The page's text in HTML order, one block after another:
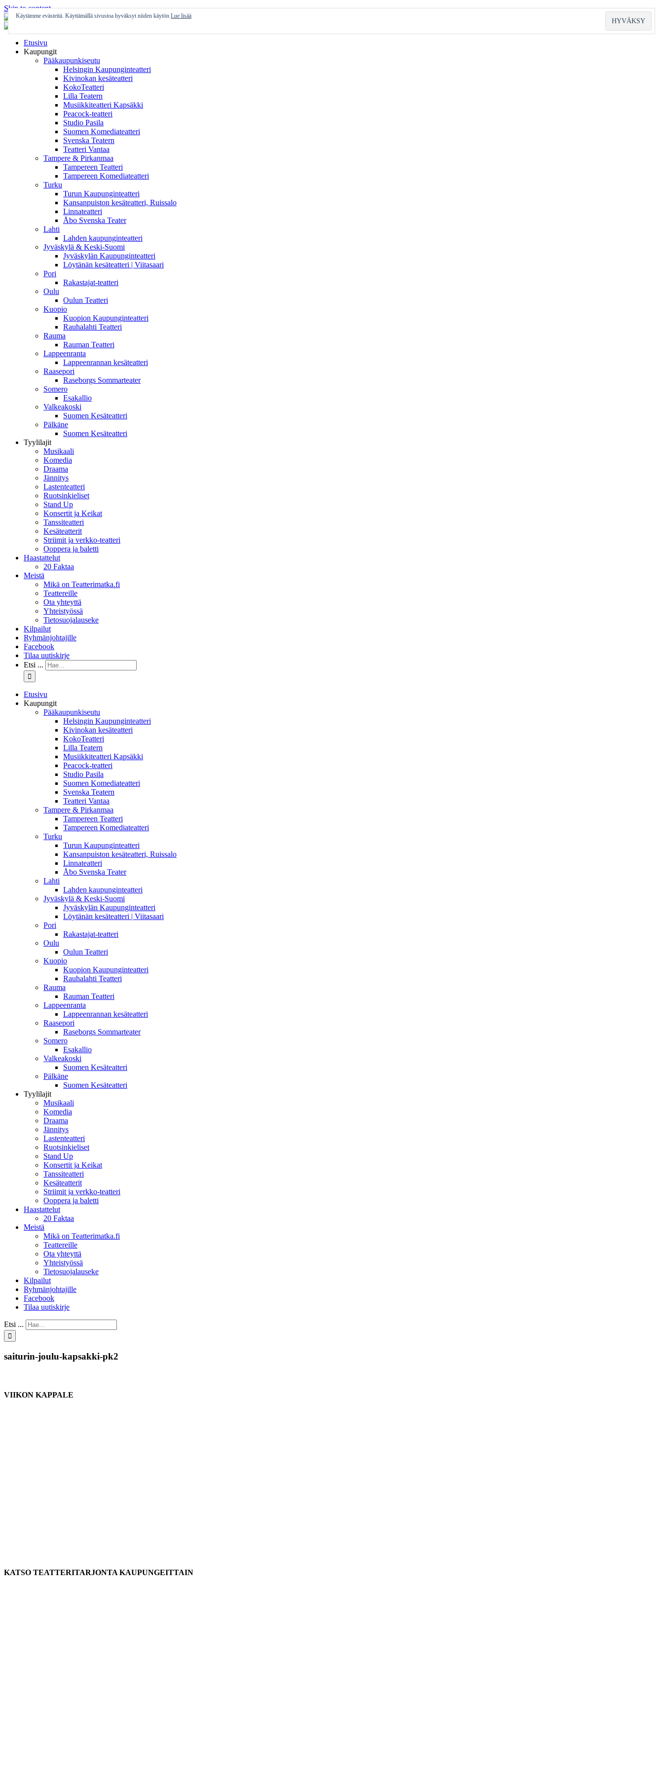
Skip to content
Etusivu
Kaupungit
Pääkaupunkiseutu
Helsingin Kaupunginteatteri
Kivinokan kesäteatteri
KokoTeatteri
Lilla Teatern
Musiikkiteatteri Kapsäkki
Peacock-teatteri
Studio Pasila
Suomen Komediateatteri
Svenska Teatern
Teatteri Vantaa
Tampere & Pirkanmaa
Tampereen Teatteri
Tampereen Komediateatteri
Turku
Turun Kaupunginteatteri
Kansanpuiston kesäteatteri, Ruissalo
Linnateatteri
Åbo Svenska Teater
Lahti
Lahden kaupunginteatteri
Jyväskylä & Keski-Suomi
Jyväskylän Kaupunginteatteri
Löytänän kesäteatteri | Viitasaari
Pori
Rakastajat-teatteri
Oulu
Oulun Teatteri
Kuopio
Kuopion Kaupunginteatteri
Rauhalahti Teatteri
Rauma
Rauman Teatteri
Lappeenranta
Lappeenrannan kesäteatteri
Raasepori
Raseborgs Sommarteater
Somero
Esakallio
Valkeakoski
Suomen Kesäteatteri
Pälkäne
Suomen Kesäteatteri
Tyylilajit
Musikaali
Komedia
Draama
Jännitys
Lastenteatteri
Ruotsinkieliset
Stand Up
Konsertit ja Keikat
Tanssiteatteri
Kesäteatterit
Striimit ja verkko-teatteri
Ooppera ja baletti
Haastattelut
20 Faktaa
Meistä
Mikä on Teatterimatka.fi
Teattereille
Ota yhteyttä
Yhteistyössä
Tietosuojalauseke
Kilpailut
Ryhmänjohtajille
Facebook
Tilaa uutiskirje
Etsi ...
Etusivu
Kaupungit
Pääkaupunkiseutu
Helsingin Kaupunginteatteri
Kivinokan kesäteatteri
KokoTeatteri
Lilla Teatern
Musiikkiteatteri Kapsäkki
Peacock-teatteri
Studio Pasila
Suomen Komediateatteri
Svenska Teatern
Teatteri Vantaa
Tampere & Pirkanmaa
Tampereen Teatteri
Tampereen Komediateatteri
Turku
Turun Kaupunginteatteri
Kansanpuiston kesäteatteri, Ruissalo
Linnateatteri
Åbo Svenska Teater
Lahti
Lahden kaupunginteatteri
Jyväskylä & Keski-Suomi
Jyväskylän Kaupunginteatteri
Löytänän kesäteatteri | Viitasaari
Pori
Rakastajat-teatteri
Oulu
Oulun Teatteri
Kuopio
Kuopion Kaupunginteatteri
Rauhalahti Teatteri
Rauma
Rauman Teatteri
Lappeenranta
Lappeenrannan kesäteatteri
Raasepori
Raseborgs Sommarteater
Somero
Esakallio
Valkeakoski
Suomen Kesäteatteri
Pälkäne
Suomen Kesäteatteri
Tyylilajit
Musikaali
Komedia
Draama
Jännitys
Lastenteatteri
Ruotsinkieliset
Stand Up
Konsertit ja Keikat
Tanssiteatteri
Kesäteatterit
Striimit ja verkko-teatteri
Ooppera ja baletti
Haastattelut
20 Faktaa
Meistä
Mikä on Teatterimatka.fi
Teattereille
Ota yhteyttä
Yhteistyössä
Tietosuojalauseke
Kilpailut
Ryhmänjohtajille
Facebook
Tilaa uutiskirje
Etsi ...
saiturin-joulu-kapsakki-pk2
VIIKON KAPPALE
KATSO TEATTERITARJONTA KAUPUNGEITTAIN
Käytämme evästeitä. Käyttämällä sivustoa hyväksyt niiden käytön Lue lisää